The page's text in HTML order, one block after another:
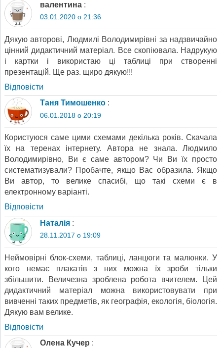
валентина :
03.01.2020 о 21:36
Дякую авторові, Людмилі Володимирівні за надзвичайно
цінний дидактичний матеріал. Все скопіювала. Надрукую
і картки і використаю ці таблиці при створенні
презентацій. Ще раз. щиро дякую!!!
Відповіcти
Таня Тимошенко :
06.01.2018 о 20:19
Користуюся саме цими схемами декілька років. Скачала
їх на теренах інтернету. Автора не знала. Людмило
Володимирівно, Ви є саме автором? Чи Ви їх просто
систематизували? Пробачте, якщо Вас образила. Якщо
Ви автор, то велике спасибі, що такі схеми є в
електронному варіанті.
Відповіcти
Наталія :
28.11.2017 о 19:09
Неймовірні блок-схеми, таблиці, ланцюги та малюнки. У
кого немає плакатів з них можна їх зроби тільки
збільшити. Величезна зроблена робота вчителем. Цей
дидактичний матеріал можна використовувати при
вивченні таких предметів, як географія, екологія, біологія.
Дякую вам велике.
Відповіcти
Олена Кучер :